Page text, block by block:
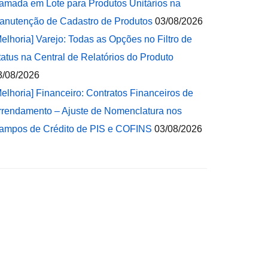
em Lote para Produtos Unitários na
de Cadastro de Produtos 03/08/2026
Varejo: Todas as Opções no Filtro de
na Central de Relatórios do Produto
08/2026
Financeiro: Contratos Financeiros de
– Ajuste de Nomenclatura nos
de Crédito de PIS e COFINS 03/08/2026